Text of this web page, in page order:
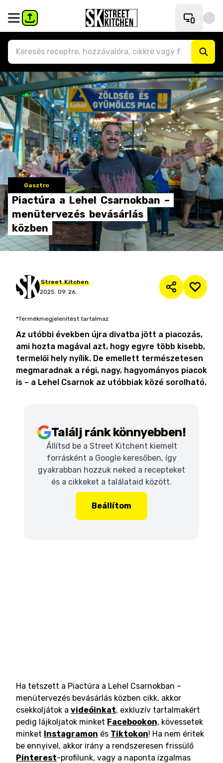
Gasztro
Piactúra a Lehel Csarnokban –
menütervezés bevásárlás
közben
Street Kitchen
2025. 09. 26.
*Termékmegjelenítést tartalmaz
Az utóbbi években újra divatba jött a piacozás,
ami hozta magával azt, hogy egyre több kisebb,
termelői hely nyílik. De emellett természetesen
megmaradnak a régi, nagy, hagyományos piacok
is – a Lehel Csarnok az utóbbiak közé sorolható.
Találj ránk könnyebben!
Állítsd be a Street Kitchent kiemelt
forrásként a Google keresőben, így
gyakrabban hozzuk neked a recepteket
és a cikkeket a találataid között.
Beállítom
Ha tetszett a Piactúra a Lehel Csarnokban –
menütervezés bevásárlás közben cikk, akkor
csekkoljátok a videóinkat, exkluzív tartalmakért
pedig lájkoljatok minket Facebookon, kövessetek
minket Instagramon és Tiktokon! Ha nem éritek
be ennyivel, akkor irány a rendszeresen frissülő
Pinterest-profilunk, vagy a naponta izgalmas